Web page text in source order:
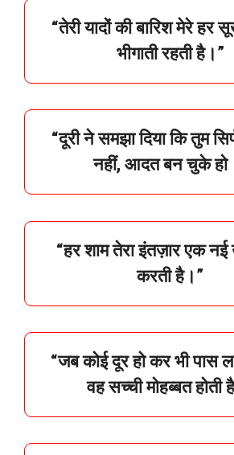
“तेरीयादोंकीबारिशमेरेहर
भीगातीरहतीहै।”
“दूरीनेसमझादियाकितुम
नहीं, आदतबनचुके
“हरशामतेराइंतज़ारएकनई
करतीहै।”
“जबकोईदूरहोकरभीपास
वहसच्चीमोहब्बतहोती